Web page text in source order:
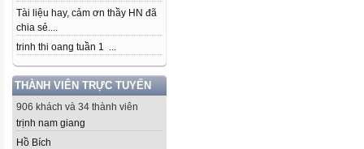
Tài liệu hay, cảm ơn thầy HN đã
chia sẻ....
trinh thi oang tuần 1 ...
THÀNH VIÊN TRỰC TUYẾN
906 khách và 34 thành viên
trịnh nam giang
Hồ Bích